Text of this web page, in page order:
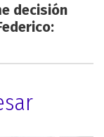
decisión